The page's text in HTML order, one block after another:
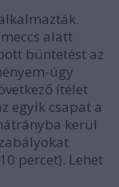
alatt
büntetést az
úgy
ítélet
egyik csapat a
kerül
percet). Lehet